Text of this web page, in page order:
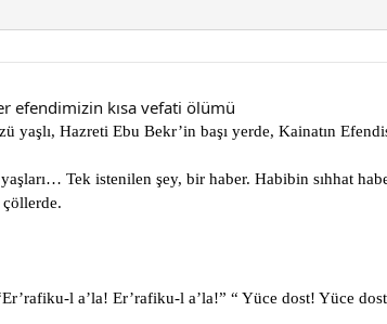
efendimizin kısa vefati ölümü
yaşlı, Hazreti Ebu Bekr’in başı yerde, Kainatın
Tek istenilen şey, bir haber. Habibin sıhhat
l a’la! Er’rafiku-l a’la!” “ Yüce dost! Yüce